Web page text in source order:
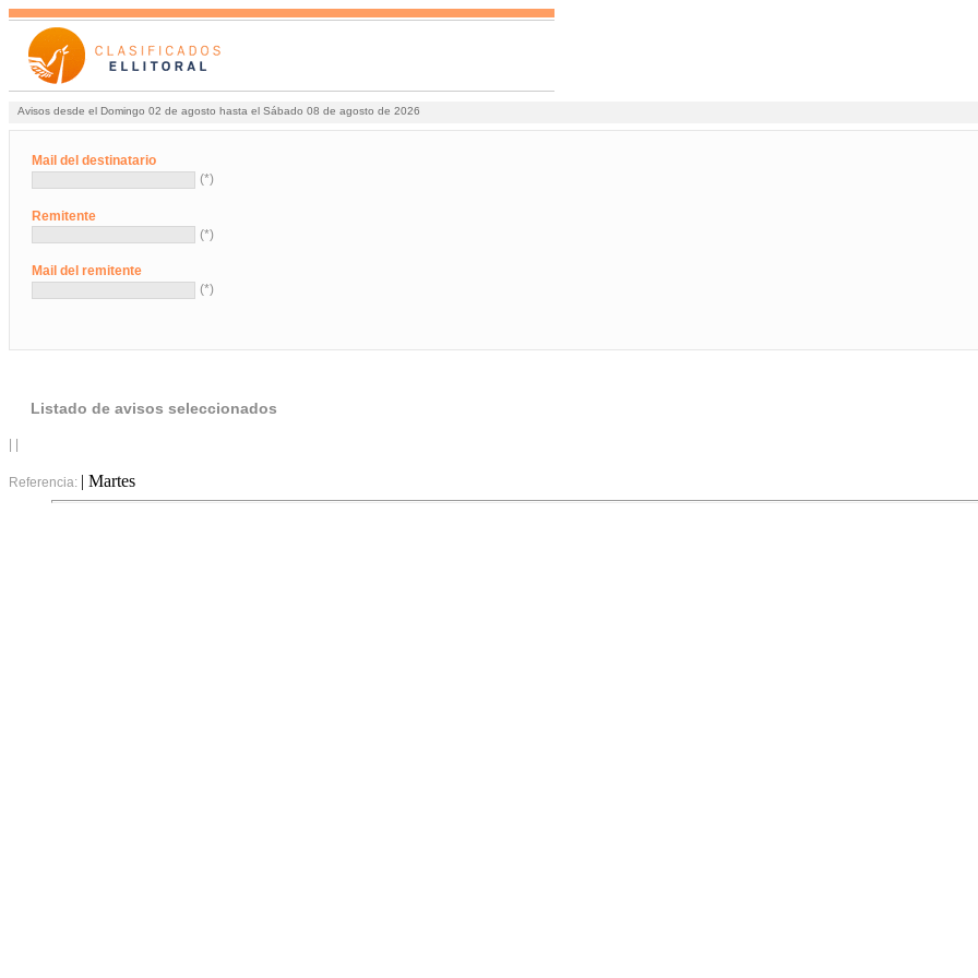
Avisos desde el Domingo 02 de agosto hasta el Sábado 08 de agosto de 2026
Mail del destinatario
(*)
Remitente
(*)
Mail del remitente
(*)
Listado de avisos seleccionados
Referencia: | Martes